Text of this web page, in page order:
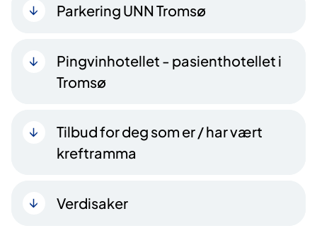
Parkering UNN Tromsø
Pingvinhotellet - pasienthotellet i
Tromsø
Tilbud for deg som er / har vært
kreftramma
Verdisaker